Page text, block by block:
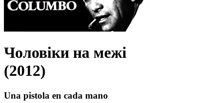
Чоловіки на межі
(2012)
Una pistola en cada mano